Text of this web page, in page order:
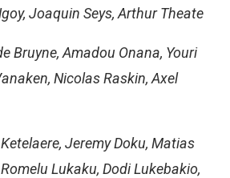
Joaquin Seys, Arthur Theate
Bruyne, Amadou Onana, Youri
Nicolas Raskin, Axel
Jeremy Doku, Matias
Lukaku, Dodi Lukebakio,